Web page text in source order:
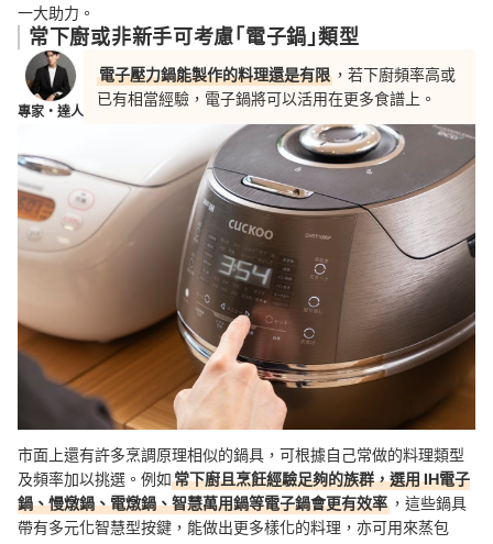
一大助力 。
常下廚或非新手可考慮「電子鍋」類型
專家・達人
電子壓力鍋能製作的料理還是有限 ，若下廚頻率高或
已有相當經驗，電子鍋將可以活用在更多食譜上。
市面上還有許多烹調原理相似的鍋具，可根據自己常做的料理類型
及頻率加以挑選。例如常下廚且烹飪經驗足夠的族群，選用 IH電子
鍋、慢燉鍋、電燉鍋、智慧萬用鍋等電子鍋會更有效率 ，這些鍋具
帶有多元化智慧型按鍵，能做出更多樣化的料理，亦可用來蒸包